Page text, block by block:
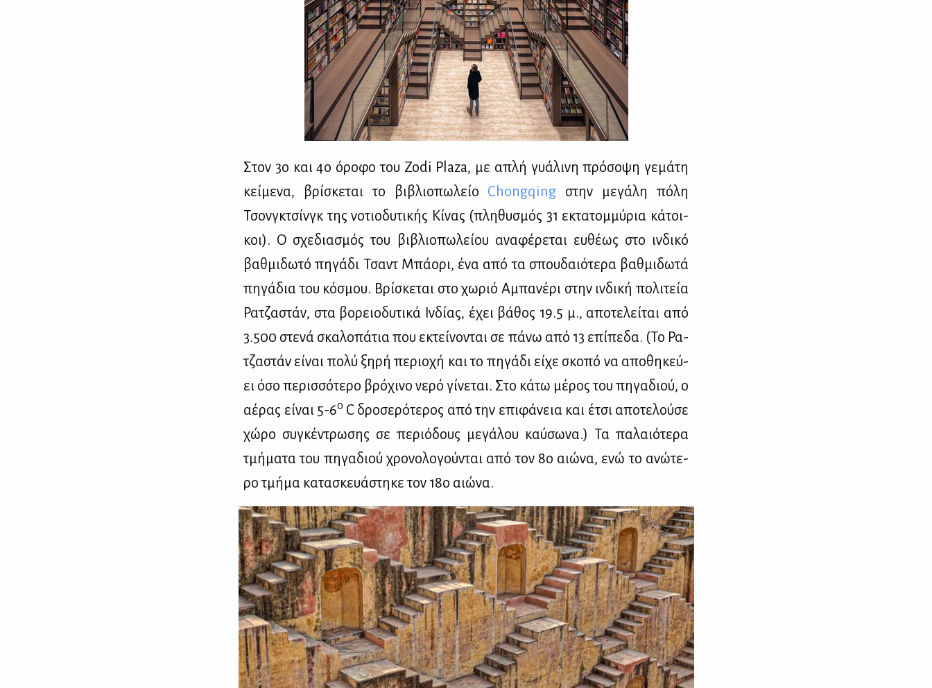
Στον 3ο και 4ο όρο­φο του Zodi Plaza, με απλή γυά­λι­νη πρό­σο­ψη γε­μά­τη
κεί­με­να, βρί­σκε­ται το βι­βλιο­πω­λείο Chongqing στην με­γά­λη πό­λη
Τσονγ­κ­τσίνγκ της νο­τιο­δυ­τι­κής Κί­νας (πλη­θυ­σμός 31 εκτα­τομ­μύ­ρια κά­τοι­
κοι). Ο σχε­δια­σμός του βι­βλιο­πω­λεί­ου ανα­φέ­ρε­ται ευ­θέ­ως στο ιν­δι­κό
βαθ­μι­δω­τό πη­γά­δι Τσαντ Μπά­ο­ρι, ένα από τα σπου­δαιό­τε­ρα βαθ­μι­δω­τά
πη­γά­δια του κό­σμου. Βρί­σκε­ται στο χω­ριό Αμπα­νέ­ρι στην ιν­δι­κή πο­λι­τεία
Ρα­τζα­στάν, στα βο­ρειο­δυ­τι­κά Ιν­δί­ας, έχει βά­θος 19.5 μ., απο­τε­λεί­ται από
3.500 στε­νά σκα­λο­πά­τια που εκτεί­νο­νται σε πά­νω από 13 επί­πε­δα. (Το Ρα­
τζα­στάν εί­ναι πο­λύ ξη­ρή πε­ριο­χή και το πη­γά­δι εί­χε σκο­πό να απο­θη­κεύ­
ει όσο πε­ρισ­σό­τε­ρο βρό­χι­νο νε­ρό γί­νε­ται. Στο κά­τω μέ­ρος του πη­γα­διού, ο
αέ­ρας εί­ναι 5-60 C δρο­σε­ρό­τε­ρος από την επι­φά­νεια και έτσι απο­τε­λού­σε
χώ­ρο συ­γκέ­ντρω­σης σε πε­ριό­δους με­γά­λου καύ­σω­να.) Τα πα­λαιό­τε­ρα
τμή­μα­τα του πη­γα­διού χρο­νο­λο­γού­νται από τον 8ο αιώ­να, ενώ το ανώ­τε­
ρο τμή­μα κα­τα­σκευά­στη­κε τον 18ο αιώ­να.